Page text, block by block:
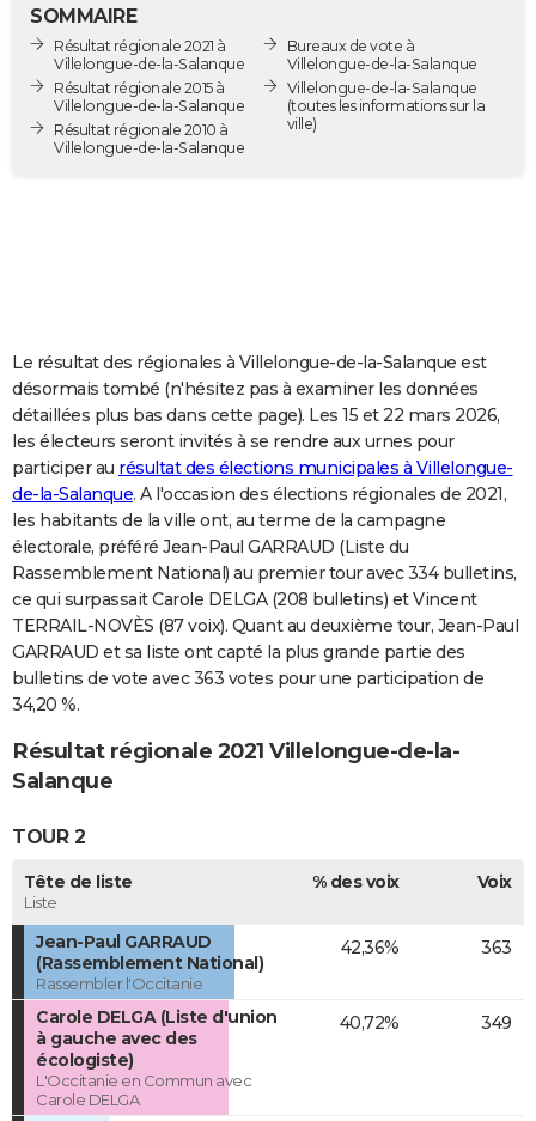
Destinations
City break
Voyage nature
Voyage de noces
Forum
Climat
GUIDES D'ACHAT
BONS PLANS
S'inscrire
Se connecter
Lycées
Collèges
Primaires
Universités
Entreprises
Service militaire
Avis de recherche
AVIS DE DÉCÈS
FORUM
Bricolage
Lifestyle
Culture
Sport
Auto
Television
Voyage
Cinema
SOMMAIRE
Résultat régionale 2021 à
Villelongue-de-la-Salanque
Résultat régionale 2015 à
Villelongue-de-la-Salanque
Résultat régionale 2010 à
Villelongue-de-la-Salanque
Bureaux de vote à
Villelongue-de-la-Salanque
Villelongue-de-la-Salanque
(toutes les informations sur la
ville)
Le résultat des régionales à Villelongue-de-la-Salanque est
désormais tombé (n'hésitez pas à examiner les données
détaillées plus bas dans cette page). Les 15 et 22 mars 2026,
les électeurs seront invités à se rendre aux urnes pour
participer au résultat des élections municipales à Villelongue-
de-la-Salanque. A l'occasion des élections régionales de 2021,
les habitants de la ville ont, au terme de la campagne
électorale, préféré Jean-Paul GARRAUD (Liste du
Rassemblement National) au premier tour avec 334 bulletins,
ce qui surpassait Carole DELGA (208 bulletins) et Vincent
TERRAIL-NOVÈS (87 voix). Quant au deuxième tour, Jean-Paul
GARRAUD et sa liste ont capté la plus grande partie des
bulletins de vote avec 363 votes pour une participation de
34,20 %.
Résultat régionale 2021 Villelongue-de-la-
Salanque
TOUR 2
Tête de liste
Liste
% des voix Voix
Jean-Paul GARRAUD
(Rassemblement National)
Rassembler l'Occitanie
42,36% 363
Carole DELGA (Liste d'union
à gauche avec des
écologiste)
L'Occitanie en Commun avec
Carole DELGA
40,72% 349